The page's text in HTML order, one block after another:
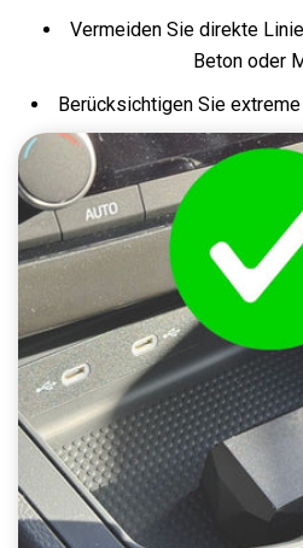
Vermeiden Sie direkte
Beton oder
Berücksichtigen Sie